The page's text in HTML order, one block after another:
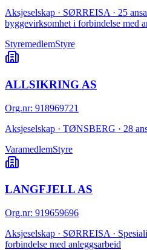
Aksjeselskap · SØRREISA · 25
byggevirksomhet i forbindelse med
StyremedlemStyre
ALLSIKRING AS
Org.nr: 918969721
Aksjeselskap · TØNSBERG · 28
VaramedlemStyre
LANGFJELL AS
Org.nr: 919659696
Aksjeselskap · SØRREISA ·
forbindelse med anleggsarbeid